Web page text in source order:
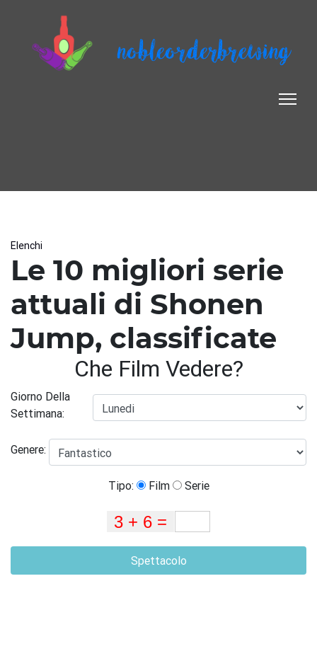
nobleorderbrewing
Elenchi
Le 10 migliori serie
attuali di Shonen
Jump, classificate
Che Film Vedere?
Giorno Della
Settimana:
Genere:
Tipo: Film Serie
Spettacolo